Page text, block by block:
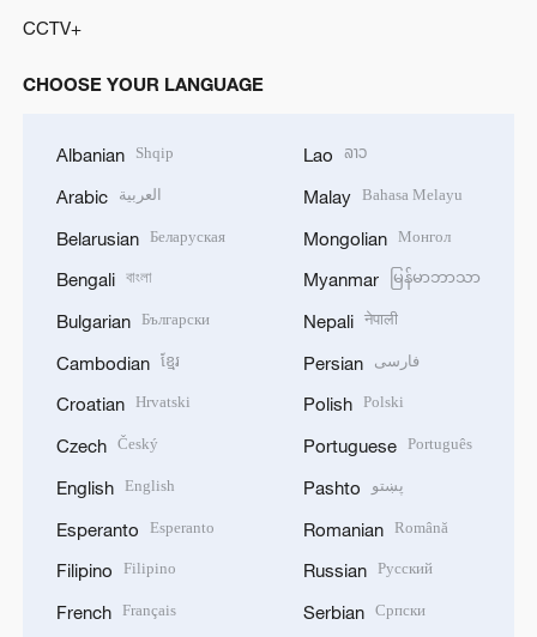
CCTV+
CHOOSE YOUR LANGUAGE
Albanian Shqip
Arabic العربية
Belarusian Беларуская
Bengali বাংলা
Bulgarian Български
Cambodian ខ្មែរ
Croatian Hrvatski
Czech Český
English English
Esperanto Esperanto
Filipino Filipino
French Français
Lao ລາວ
Malay Bahasa Melayu
Mongolian Монгол
Myanmar မြန်မာဘာသာ
Nepali नेपाली
Persian فارسی
Polish Polski
Portuguese Português
Pashto پښتو
Romanian Română
Russian Русский
Serbian Српски